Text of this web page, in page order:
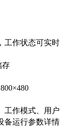
工作状态可实时
存
工作模式、用户
备运行参数详情